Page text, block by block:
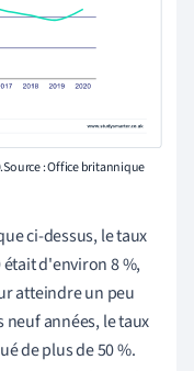
: Office britannique
ci-dessus, le taux
était d'environ 8 %,
atteindre un peu
neuf années, le taux
de plus de 50 %.